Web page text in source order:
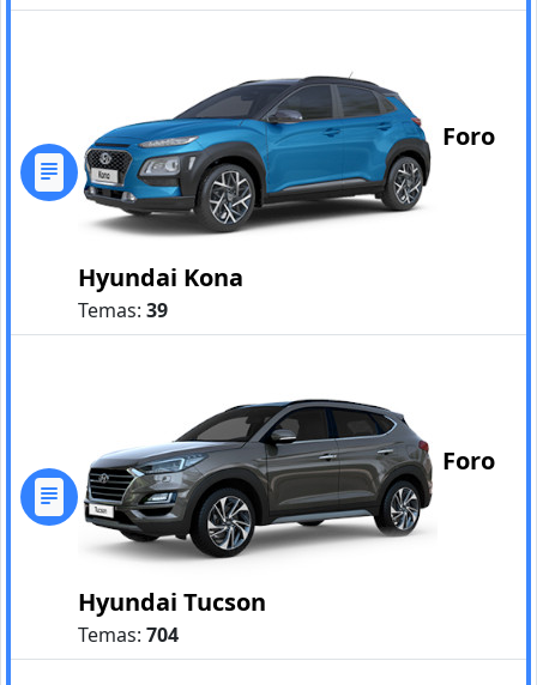
Foro
Hyundai Kona
Temas: 39
Foro
Hyundai Tucson
Temas: 704